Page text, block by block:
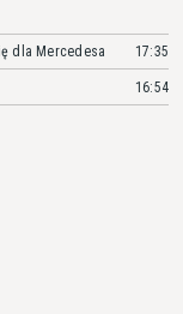
dla Mercedesa 17:35
16:54